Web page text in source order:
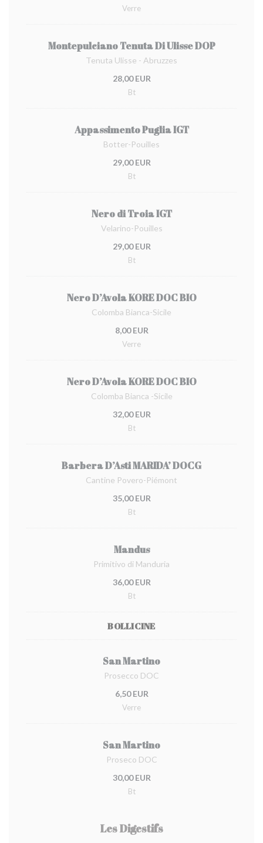
Verre
Montepulciano Tenuta Di Ulisse DOP
Tenuta Ulisse - Abruzzes
28,00 EUR
Bt
Appassimento Puglia IGT
Botter-Pouilles
29,00 EUR
Bt
Nero di Troia IGT
Velarino-Pouilles
29,00 EUR
Bt
Nero D’Avola KORE DOC BIO
Colomba Bianca-Sicile
8,00 EUR
Verre
Nero D’Avola KORE DOC BIO
Colomba Bianca -Sicile
32,00 EUR
Bt
Barbera D’Asti MARIDA’ DOCG
Cantine Povero-Piémont
35,00 EUR
Bt
Mandus
Primitivo di Manduria
36,00 EUR
Bt
BOLLICINE
San Martino
Prosecco DOC
6,50 EUR
Verre
San Martino
Proseco DOC
30,00 EUR
Bt
Les Digestifs